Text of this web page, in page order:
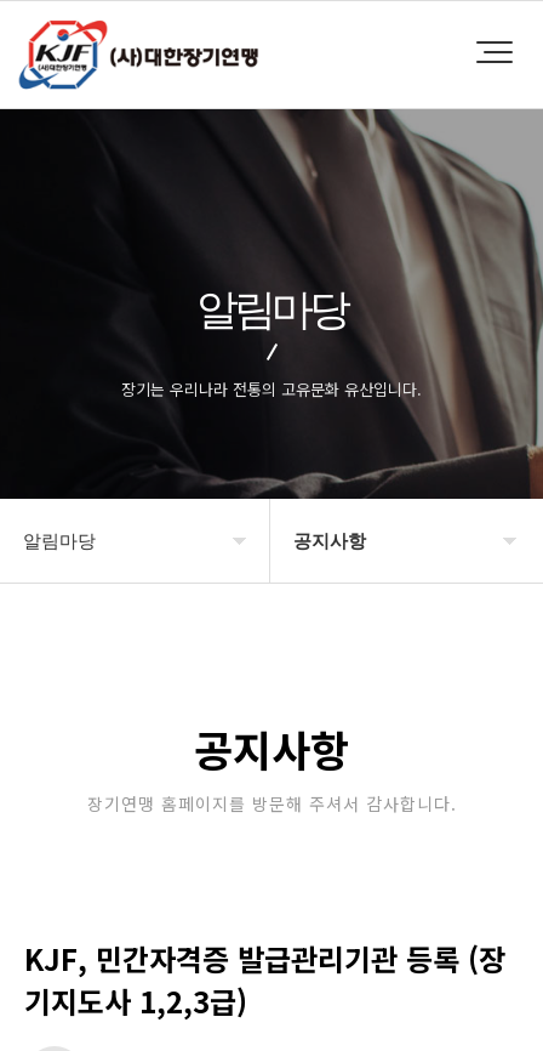
알림마당
장기는 우리나라 전통의 고유문화 유산입니다.
알림마당 공지사항
포토갤러리
공지사항
장기연맹 홈페이지를 방문해 주셔서 감사합니다.
KJF, 민간자격증 발급관리기관 등록 (장
기지도사 1,2,3급)